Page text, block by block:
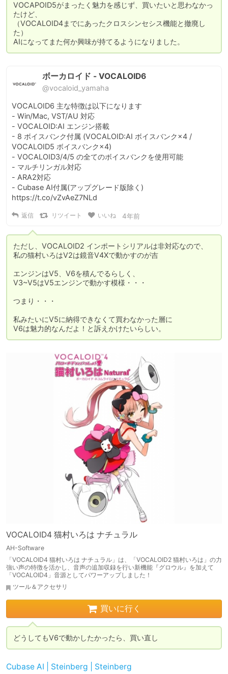
VOCAPOID5がまったく魅力を感じず、買いたいと思わなかっ
たけど、
（VOCALOID4までにあったクロスシンセシス機能と撤廃し
た）
AIになってまた何か興味が持てるようになりました。
ボーカロイド - VOCALOID6
@vocaloid_yamaha
VOCALOID6 主な特徴は以下になります
- Win/Mac, VST/AU 対応
- VOCALOID:AI エンジン搭載
- 8 ボイスバンク付属 (VOCALOID:AI ボイスバンク×4 /
VOCALOID5 ボイスバンク×4)
- VOCALOID3/4/5 の全てのボイスバンクを使用可能
- マルチリンガル対応
- ARA2対応
- Cubase AI付属(アップグレード版除く)
https://t.co/vZvAeZ7NLd
返信 リツイート いいね 4年前
ただし、VOCALOID2 インポートシリアルは非対応なので、
私の猫村いろはV2は鏡音V4Xで動かすのが吉
エンジンはV5、V6を積んでるらしく、
V3~V5はV5エンジンで動かす模様・・・
つまり・・・
私みたいにV5に納得できなくて買わなかった層に
V6は魅力的なんだよ！と訴えかけたいらしい。
VOCALOID4 猫村いろは ナチュラル
AH-Software
「VOCALOID4 猫村いろは ナチュラル」は、「VOCALOID2 猫村いろは」の力
強い声の特徴を活かし、音声の追加収録を行い新機能『グロウル』を加えて
「VOCALOID4」音源としてパワーアップしました！
ツール＆アクセサリ
買いに行く
どうしてもV6で動かしたかったら、買い直し
Cubase AI | Steinberg | Steinberg